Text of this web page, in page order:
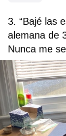
3. “Bajé las
alemana de
Nunca me